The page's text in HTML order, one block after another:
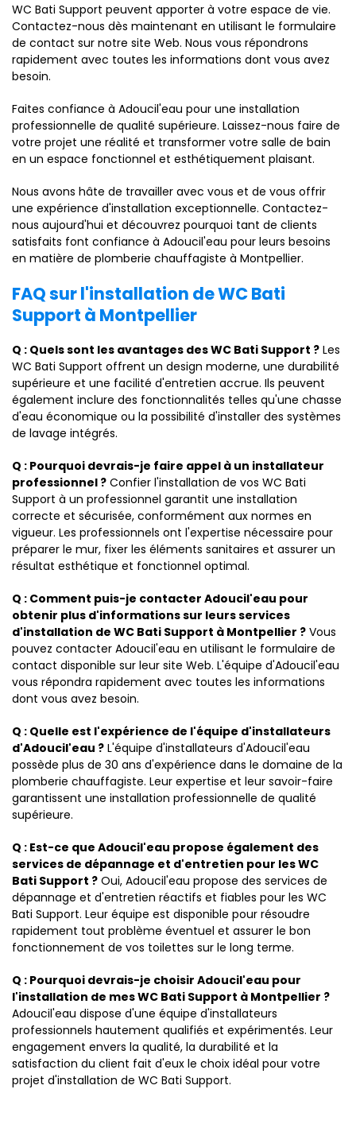
WC Bati Support peuvent apporter à votre espace de vie.
Contactez-nous dès maintenant en utilisant le formulaire
de contact sur notre site Web. Nous vous répondrons
rapidement avec toutes les informations dont vous avez
besoin.
Faites confiance à Adoucil'eau pour une installation
professionnelle de qualité supérieure. Laissez-nous faire de
votre projet une réalité et transformer votre salle de bain
en un espace fonctionnel et esthétiquement plaisant.
Nous avons hâte de travailler avec vous et de vous offrir
une expérience d'installation exceptionnelle. Contactez-
nous aujourd'hui et découvrez pourquoi tant de clients
satisfaits font confiance à Adoucil'eau pour leurs besoins
en matière de plomberie chauffagiste à Montpellier.
FAQ sur l'installation de WC Bati
Support à Montpellier
Q : Quels sont les avantages des WC Bati Support ? Les
WC Bati Support offrent un design moderne, une durabilité
supérieure et une facilité d'entretien accrue. Ils peuvent
également inclure des fonctionnalités telles qu'une chasse
d'eau économique ou la possibilité d'installer des systèmes
de lavage intégrés.
Q : Pourquoi devrais-je faire appel à un installateur
professionnel ? Confier l'installation de vos WC Bati
Support à un professionnel garantit une installation
correcte et sécurisée, conformément aux normes en
vigueur. Les professionnels ont l'expertise nécessaire pour
préparer le mur, fixer les éléments sanitaires et assurer un
résultat esthétique et fonctionnel optimal.
Q : Comment puis-je contacter Adoucil'eau pour
obtenir plus d'informations sur leurs services
d'installation de WC Bati Support à Montpellier ? Vous
pouvez contacter Adoucil'eau en utilisant le formulaire de
contact disponible sur leur site Web. L'équipe d'Adoucil'eau
vous répondra rapidement avec toutes les informations
dont vous avez besoin.
Q : Quelle est l'expérience de l'équipe d'installateurs
d'Adoucil'eau ? L'équipe d'installateurs d'Adoucil'eau
possède plus de 30 ans d'expérience dans le domaine de la
plomberie chauffagiste. Leur expertise et leur savoir-faire
garantissent une installation professionnelle de qualité
supérieure.
Q : Est-ce que Adoucil'eau propose également des
services de dépannage et d'entretien pour les WC
Bati Support ? Oui, Adoucil'eau propose des services de
dépannage et d'entretien réactifs et fiables pour les WC
Bati Support. Leur équipe est disponible pour résoudre
rapidement tout problème éventuel et assurer le bon
fonctionnement de vos toilettes sur le long terme.
Q : Pourquoi devrais-je choisir Adoucil'eau pour
l'installation de mes WC Bati Support à Montpellier ?
Adoucil'eau dispose d'une équipe d'installateurs
professionnels hautement qualifiés et expérimentés. Leur
engagement envers la qualité, la durabilité et la
satisfaction du client fait d'eux le choix idéal pour votre
projet d'installation de WC Bati Support.